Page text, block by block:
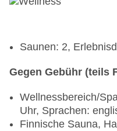
Saunen: 2,
Gegen Gebühr (teils
Wellnessbereich/
Uhr, Sprachen:
Finnische Sauna,